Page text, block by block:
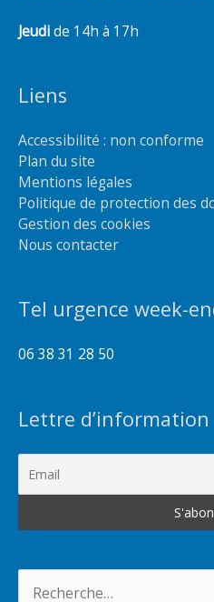
Jeudide 14h à 17h
Liens
Accessibilité : non conforme
Plan du site
Mentions légales
Politique de protection des
Gestion des cookies
Nous contacter
Tel urgence week-
06 38 31 28 50
Lettre d’information